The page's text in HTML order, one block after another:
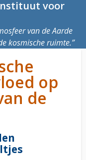
voor
van de Aarde
kosmische ruimte.
op
de